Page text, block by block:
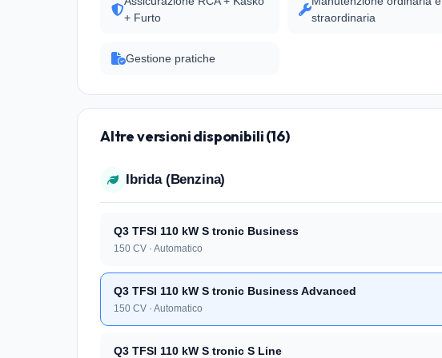
+ Furto
straordinaria
Gestione pratiche
Altre versioni disponibili (16)
Ibrida (Benzina)
Q3 TFSI 110 kW S tronic Business
150 CV · Automatico
Q3 TFSI 110 kW S tronic Business Advanced
150 CV · Automatico
Q3 TFSI 110 kW S tronic S Line